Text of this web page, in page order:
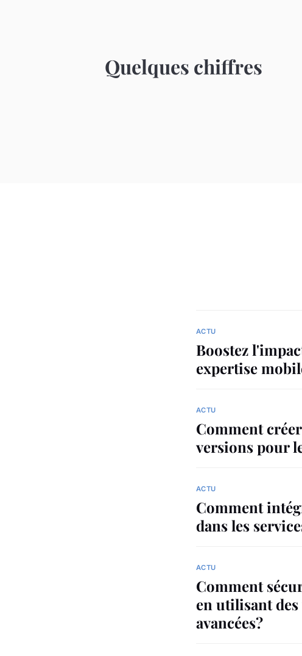
Quelques chiffres
ACTU
Boostez
expertise
ACTU
Comment
versions pour
ACTU
Comment
dans les
ACTU
Comment
en utilisant
avancées?